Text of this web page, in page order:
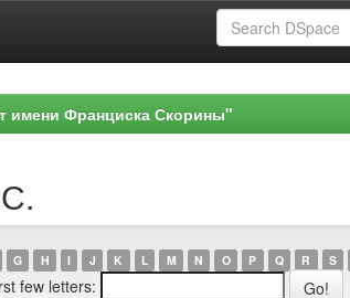
имени Франциска Скорины"
G H I J K L M N O P Q R S
few letters: